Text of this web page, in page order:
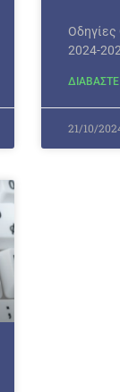
Οδηγίες
2024-
21/10/